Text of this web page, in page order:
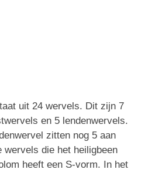
uit 24 wervels. Dit zijn 7
en 5 lendenwervels.
zitten nog 5 aan
wervels die het heiligbeen
heeft een S-vorm. In het